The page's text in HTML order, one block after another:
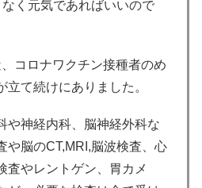
く元気であればいいので
コロナワクチン接種者のめ
立て続けにありました。
や神経内科、脳神経外科な
や脳のCT,MRI,脳波検査、心
査やレントゲン、胃カメ